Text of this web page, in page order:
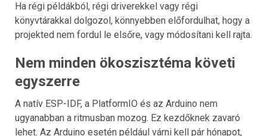
Ha régi példákból, régi driverekkel vagy régi
könyvtárakkal dolgozol, könnyebben előfordulhat, hogy a
projekted nem fordul le elsőre, vagy módosítani kell rajta.
Nem minden ökoszisztéma követi
egyszerre
A natív ESP-IDF, a PlatformIO és az Arduino nem
ugyanabban a ritmusban mozog. Ez kezdőknek zavaró
lehet. Az Arduino esetén például várni kell pár hónapot,